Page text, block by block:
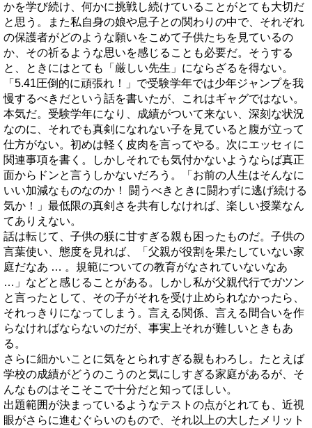
かを学び続け、何かに挑戦し続けていることがとても大切だ
と思う。また私自身の娘や息子との関わりの中で、それぞれ
の保護者がどのような願いをこめて子供たちを見ているの
か、その祈るような思いを感じることも必要だ。そうする
と、ときにはとても「厳しい先生」にならざるを得ない。
「5.41圧倒的に頑張れ！」で受験学年では少年ジャンプを我
慢するべきだという話を書いたが、これはギャグではない。
本気だ。受験学年になり、成績がついて来ない、深刻な状況
なのに、それでも真剣になれない子を見ていると腹が立って
仕方がない。初めは軽く皮肉を言ってやる。次にエッセィに
関連事項を書く。しかしそれでも気付かないようならば真正
面からドンと言うしかないだろう。「お前の人生はそんなに
いい加減なものなのか！ 闘うべきときに闘わずに逃げ続ける
気か！」最低限の真剣さを共有しなければ、楽しい授業なん
てありえない。
話は転じて、子供の躾に甘すぎる親も困ったものだ。子供の
言葉使い、態度を見れば、「父親が役割を果たしていない家
庭だなあ … 。規範についての教育がなされていないなあ
…」などと感じることがある。しかし私が父親代行でガツン
と言ったとして、その子がそれを受け止められなかったら、
それっきりになってしまう。言える関係、言える間合いを作
らなければならないのだが、事実上それが難しいときもあ
る。
さらに細かいことに気をとられすぎる親もわろし。たとえば
学校の成績がどうのこうのと気にしすぎる家庭があるが、そ
んなものはそこそこで十分だと知ってほしい。
出題範囲が決まっているようなテストの点がとれても、近視
眼がさらに進むぐらいのもので、それ以上の大したメリット